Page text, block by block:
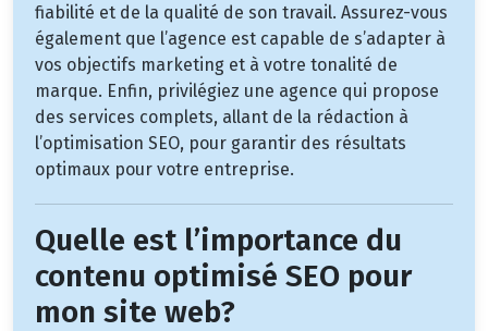
fiabilité et de la qualité de son travail. Assurez-vous
également que l’agence est capable de s’adapter à
vos objectifs marketing et à votre tonalité de
marque. Enfin, privilégiez une agence qui propose
des services complets, allant de la rédaction à
l’optimisation SEO, pour garantir des résultats
optimaux pour votre entreprise.
Quelle est l’importance du
contenu optimisé SEO pour
mon site web?